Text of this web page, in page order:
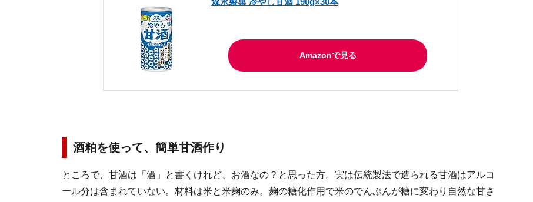
Amazonで見る
酒粕を使って、簡単甘酒作り
ところで、甘酒は「酒」と書くけれど、お酒なの？と思った方。実は伝統製法で造られる甘酒はアルコ
ール分は含まれていない。材料は米と米麹のみ。麹の糖化作用で米のでんぷんが糖に変わり自然な甘さ